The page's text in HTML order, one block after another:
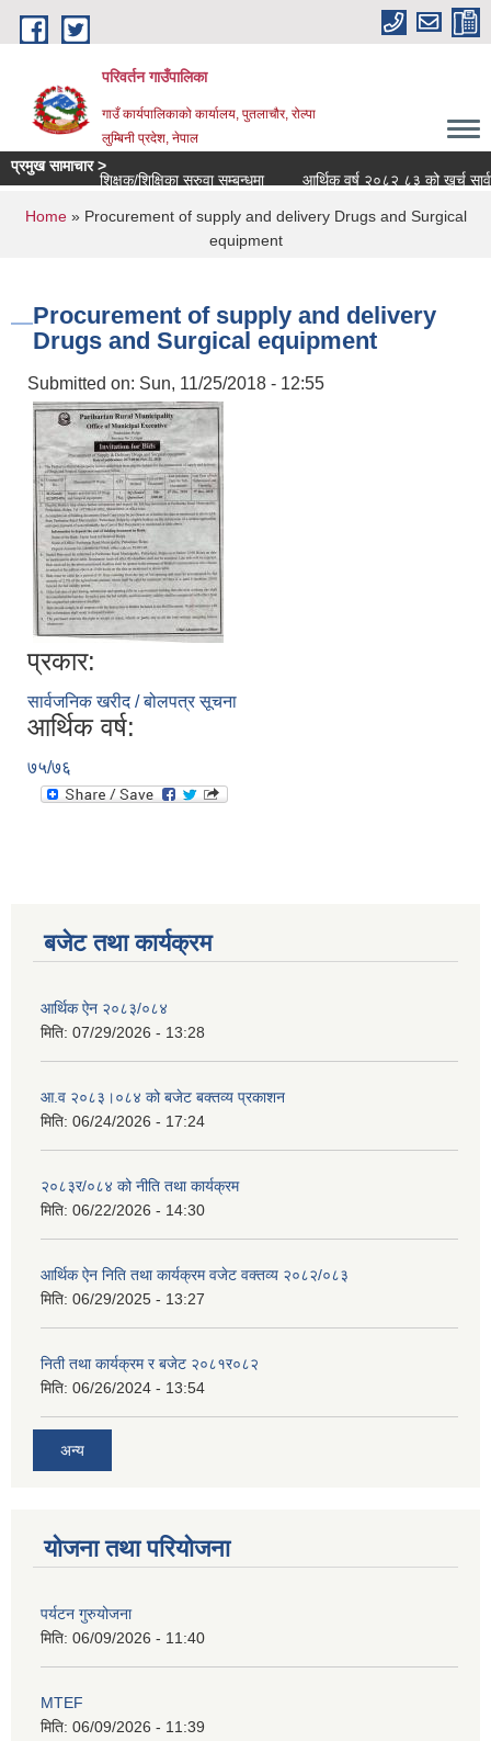
Skip to main content
परिवर्तन गाउँपालिका
गाउँ कार्यपालिकाको कार्यालय, पुतलाचौर, रोल्पा
लुम्बिनी प्रदेश, नेपाल
प्रमुख सामाचार >
शिक्षक/शिक्षिका सरुवा सम्बन्धमा
आर्थिक वर्ष २०८२ ८३ को खर्च
You are here
Home» Procurement of supply and delivery Drugs and Surgical
equipment
Procurement of supply and delivery
Drugs and Surgical equipment
Submitted on: Sun, 11/25/2018 - 12:55
प्रकार:
सार्वजनिक खरीद / बोलपत्र सूचना
आर्थिक वर्ष:
७५/७६
बजेट तथा कार्यक्रम
आर्थिक ऐन २०८३/०८४
मिति: 07/29/2026 - 13:28
आ.व २०८३।०८४ को बजेट बक्तव्य प्रकाशन
मिति: 06/24/2026 - 17:24
२०८३र/०८४ को नीति तथा कार्यक्रम
मिति: 06/22/2026 - 14:30
आर्थिक ऐन निति तथा कार्यक्रम वजेट वक्तव्य २०८२/०८३
मिति: 06/29/2025 - 13:27
निती तथा कार्यक्रम र बजेट २०८१र०८२
मिति: 06/26/2024 - 13:54
अन्य
योजना तथा परियोजना
पर्यटन गुरुयोजना
मिति: 06/09/2026 - 11:40
MTEF
मिति: 06/09/2026 - 11:39